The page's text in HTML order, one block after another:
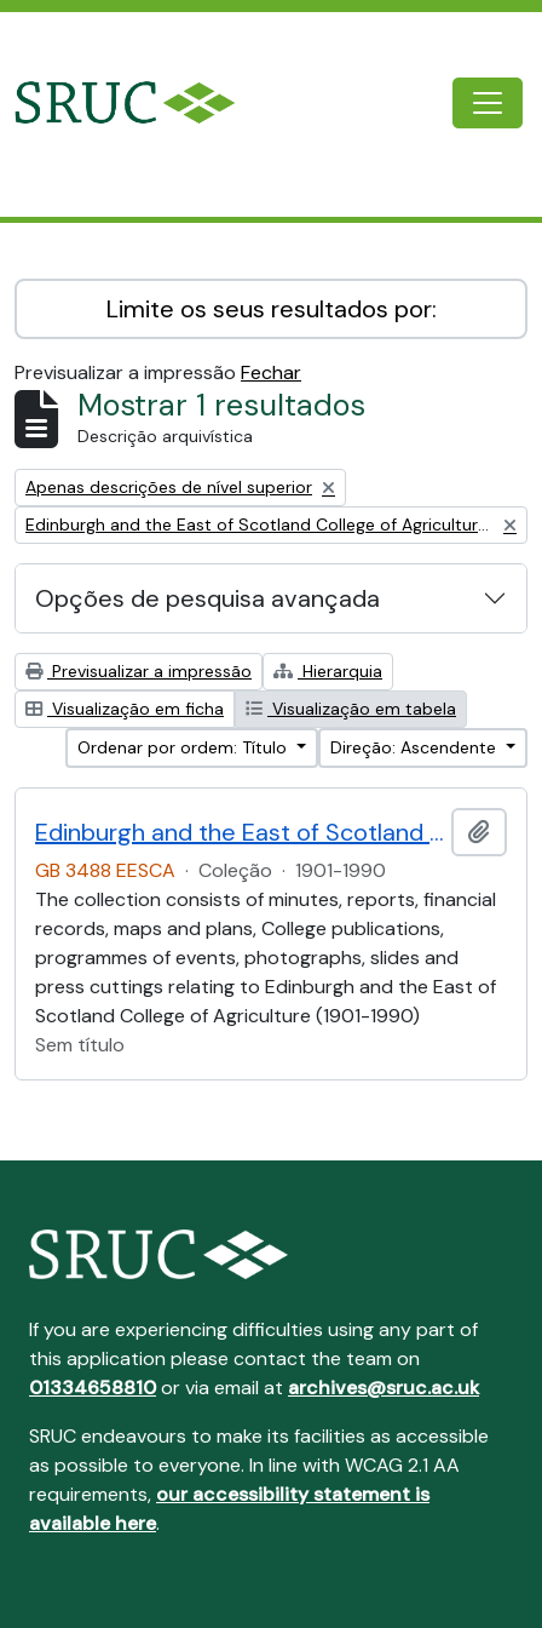
Limite os seus resultados por:
Previsualizar a impressão Fechar
Mostrar 1 resultados
Descrição arquivística
Remove filter:
Apenas descrições de nível superior
Remove filter:
Edinburgh and the East of Scotland College of Agriculture (EESCA)
Opções de pesquisa avançada
Previsualizar a impressão
Hierarquia
Visualização em ficha
Visualização em tabela
Ordenar por ordem: Título
Direção: Ascendente
Edinburgh and the East of Scotland College of Agriculture (EESCA)
GB 3488 EESCA · Coleção · 1901-1990
The collection consists of minutes, reports, financial
records, maps and plans, College publications,
programmes of events, photographs, slides and
press cuttings relating to Edinburgh and the East of
Scotland College of Agriculture (1901-1990)
Sem título
If you are experiencing difficulties using any part of
this application please contact the team on
01334658810or via email at archives@sruc.ac.uk
SRUC endeavours to make its facilities as accessible
as possible to everyone. In line with WCAG 2.1 AA
requirements, our accessibility statement is
available here.